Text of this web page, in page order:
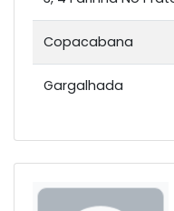
Copacabana
Gargalhada